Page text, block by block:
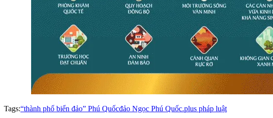
Tags:“thành phố biển đảo” Phú Quốcđảo Ngọc Phú Quốc.plus pháp luật